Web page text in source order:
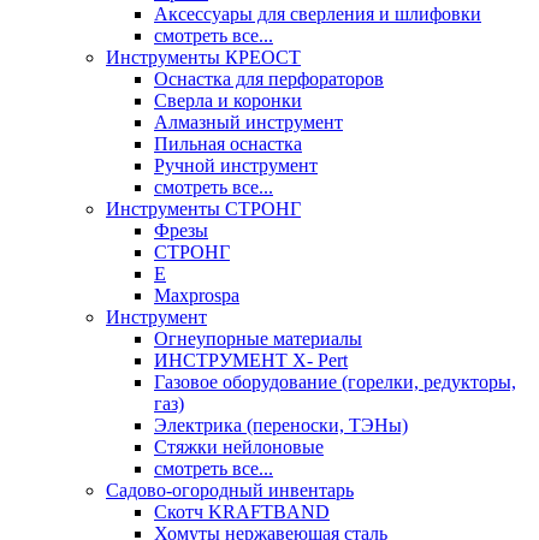
Аксессуары для сверления и шлифовки
смотреть все...
Инструменты КРЕОСТ
Оснастка для перфораторов
Сверла и коронки
Алмазный инструмент
Пильная оснастка
Ручной инструмент
смотреть все...
Инструменты СТРОНГ
Фрезы
СТРОНГ
Е
Maxprospa
Инструмент
Огнеупорные материалы
ИНСТРУМЕНТ X- Pert
Газовое оборудование (горелки, редукторы,
газ)
Электрика (переноски, ТЭНы)
Стяжки нейлоновые
смотреть все...
Садово-огородный инвентарь
Скотч KRAFTBAND
Хомуты нержавеющая сталь